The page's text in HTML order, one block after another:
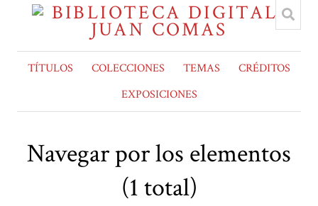
TÍTULOS COLECCIONES TEMAS
CRÉDITOS
EXPOSICIONES
Navegar por los elementos
(1 total)